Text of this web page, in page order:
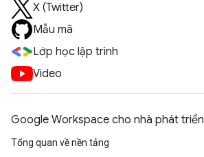
X (Twitter)
Mẫu mã
Lớp học lập trình
Video
Google Workspace cho nhà phát triển
Tổng quan về nền tảng